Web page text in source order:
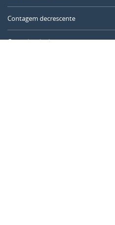
Contagem decrescente
Contador de dias